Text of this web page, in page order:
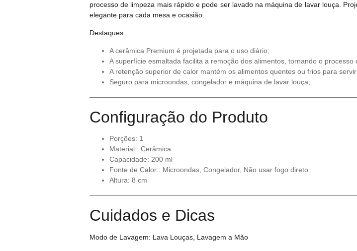
processo de limpeza mais rápido e pode ser lavado na máquina de lavar louça.
elegante para cada mesa e ocasião.
Destaques:
A cerâmica Premium é projetada para o uso diário;
A superfície esmaltada facilita a remoção dos alimentos, tornando o processo
A retenção superior de calor mantém os alimentos quentes ou frios para
Seguro para microondas, congelador e máquina de lavar louça;
Configuração do Produto
Porções: 1
Material:: Cerâmica
Capacidade: 200 ml
Fonte de Calor:: Microondas, Congelador, Não usar fogo direto
Altura: 8 cm
Cuidados e Dicas
Modo de Lavagem: Lava Louças, Lavagem a Mão